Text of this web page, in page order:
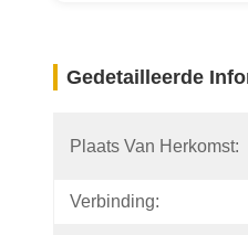
Gedetailleerde
Plaats Van Herkomst:
Verbinding: